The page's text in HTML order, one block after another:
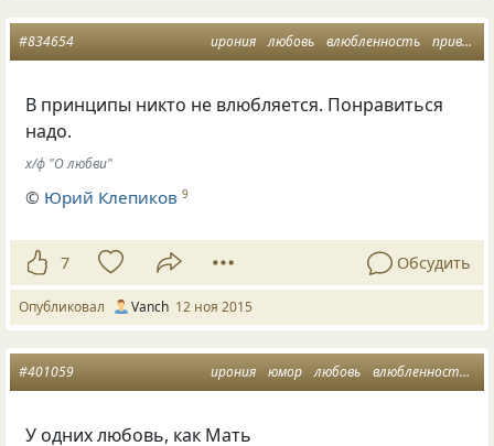
ирония любовь влюбленность привлекательность
#834654
В принципы никто не влюбляется. Понравиться
надо.
х/ф "О любви"
© Юрий Клепиков 9
7 Обсудить
Опубликовал Vanch 12 ноя 2015
ирония юмор любовь влюбленность
#401059
У одних любовь, как Мать